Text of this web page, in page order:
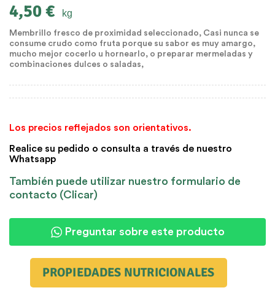
4,50 € kg
Membrillo fresco de proximidad seleccionado, Casi nunca se
consume crudo como fruta porque su sabor es muy amargo,
mucho mejor cocerlo u hornearlo, o preparar mermeladas y
combinaciones dulces o saladas,
Los precios reflejados son orientativos.
Realice su pedido o consulta a través de nuestro
Whatsapp
También puede utilizar nuestro formulario de
contacto (Clicar)
Preguntar sobre este producto
PROPIEDADES NUTRICIONALES